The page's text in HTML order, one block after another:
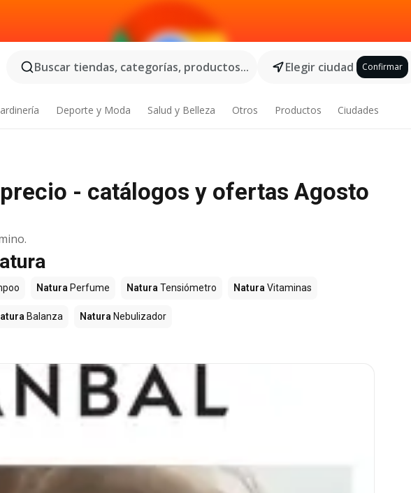
Buscar tiendas, categorías, productos...
Elegir ciudad Confirmar
Deporte y Moda Salud y Belleza Otros Productos Ciudades
- catálogos y ofertas Agosto
Natura Perfume Natura Tensiómetro Natura Vitaminas
Balanza Natura Nebulizador